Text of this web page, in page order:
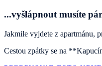
...vyšlápnout musíte
Jakmile vyjdete z apartmánu,
Cestou zpátky se na